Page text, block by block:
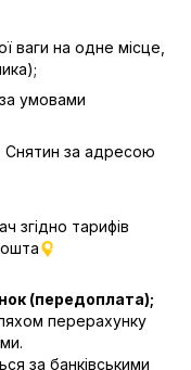
ваги на одне місце,
умовами
Снятин за адресою
згідно тарифів
(передоплата);
перерахунку
за банківськими